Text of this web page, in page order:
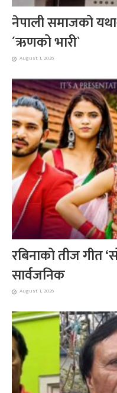
नेपाली समाजको
´ऋणको भारी`
August 1, 2026
रबिनाको तीज गीत
सार्वजनिक
August 1, 2026